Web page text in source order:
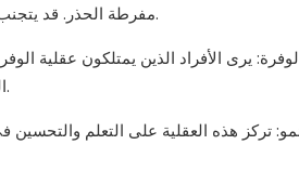
مفرطة الحذر. قد يتجنب الأفراد الاستثمارات أو الفرص بسبب الاعتقاد بأن الموارد محدودة.
التجارب والاستثمارات، معتقدين أن الثروة يمكن إنشاؤها ومشاركتها.